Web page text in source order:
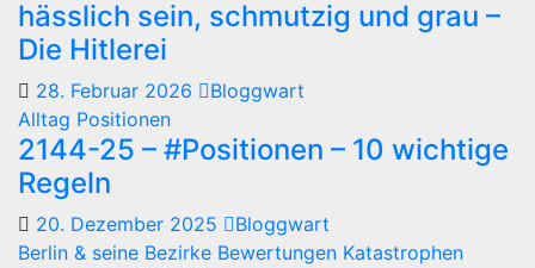
hässlich sein, schmutzig und grau –
Die Hitlerei
28. Februar 2026
Bloggwart
Alltag Positionen
2144-25 – #Positionen – 10 wichtige
Regeln
20. Dezember 2025
Bloggwart
Berlin & seine Bezirke Bewertungen Katastrophen